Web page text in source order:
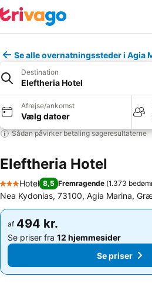
Se alle overnatningssteder i Agia
Destination
Eleftheria Hotel
Afrejse/ankomst
Vælg datoer
Sådan påvirker betaling søgeresultaterne
Eleftheria Hotel
3 Stjerner
Hotel 8,5 Fremragende (1.373
Nea Kydonias, 73100, Agia Marina,
af 494 kr.
Se priser fra 12 hjemmesider
Se priser
af 494 kr.
Se priser fra 12 hjemmesider
Se priser